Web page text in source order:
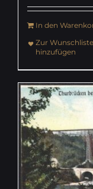
In den
Zur Wunschliste
hinzufügen